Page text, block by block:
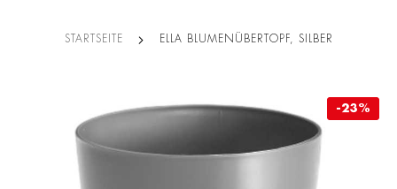
STARTSEITE ELLA BLUMENÜBERTOPF, SILBER
-23%
-23%